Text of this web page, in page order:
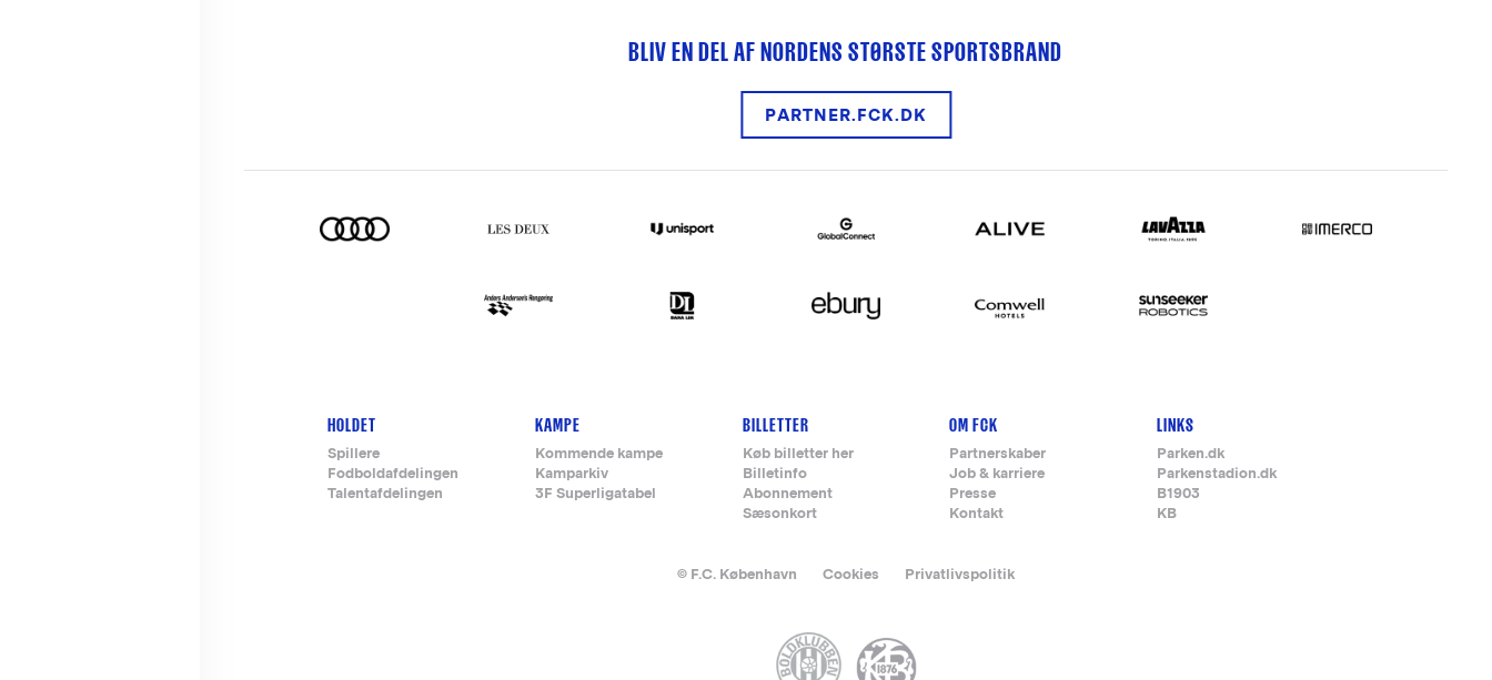
BLIV EN DEL AF NORDENS STØRSTE SPORTSBRAND
PARTNER.FCK.DK
Footer-
menu
HOLDET
Spillere
Fodboldafdelingen
Talentafdelingen
KAMPE
Kommende kampe
Kamparkiv
3F Superligatabel
BILLETTER
Køb billetter her
Billetinfo
Abonnement
Sæsonkort
OM FCK
Partnerskaber
Job & karriere
Presse
Kontakt
LINKS
Parken.dk
Parkenstadion.dk
B1903
KB
© F.C. København Cookies Privatlivspolitik